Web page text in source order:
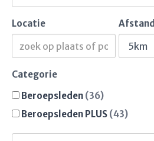
Locatie Afstand
Categorie
Beroepsleden (36)
Beroepsleden PLUS (43)